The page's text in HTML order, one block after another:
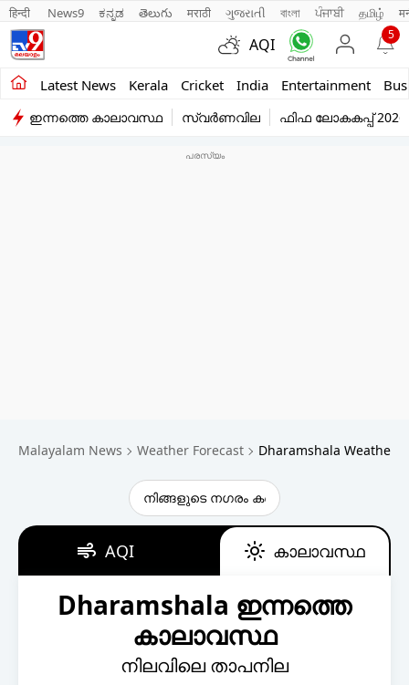
हिन्दी News9 ಕನ್ನಡ తెలుగు मराठी ગુજરાતી বাংলা ਪੰਜਾਬੀ தமிழ்
AQI
5
Latest News Kerala Cricket India Entertainment
Kerala
India
Religion
Photo
Short Videos
ഇന്നത്തെ കാലാവസ്ഥ സ്വർണവില ഫിഫ ലോകകപ്പ് 2026
Malayalam News Weather Forecast Dharamshala Weather
AQI കാലാവസ്ഥ
Dharamshala ഇന്നത്തെ
കാലാവസ്ഥ
നിലവിലെ താപനില